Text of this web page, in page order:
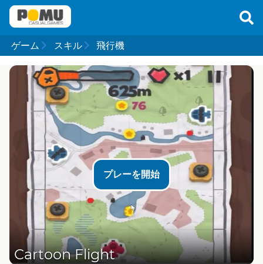
ゲーム スキル 飛行機
プレーを開始
Cartoon Flight